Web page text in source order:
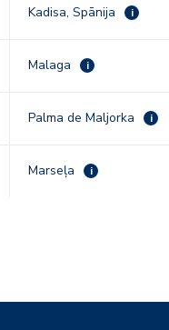
Kadisa, Spānija i
Malaga i
Palma de Maljorka i
Marseļa i